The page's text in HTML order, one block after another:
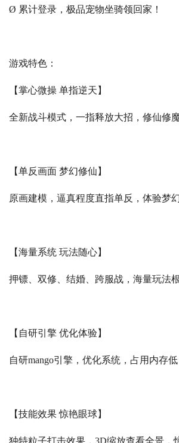
Ø 累计登录，极品宠物坐骑领回家！
游戏特色：
【掌心微操 单指逆天】
全新战斗模式，一指释放大招，修仙修
【单反画面 梦幻修仙】
原画建模，逼真程度直指单反，体验梦
【海量系统 玩法随心】
押镖、双修、结婚、跨服战，海量玩法
【自研引擎 优化体验】
自研mango引擎，优化系统，占用内存低
【技能效果 惊艳眼球】